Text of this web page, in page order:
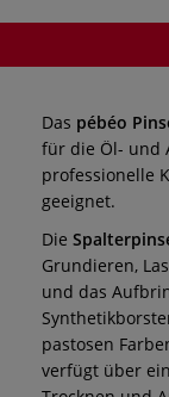
Das pébéo
für die Öl- und
professionelle
geeignet.
Die
Grundieren,
und das
pastosen
verfügt über